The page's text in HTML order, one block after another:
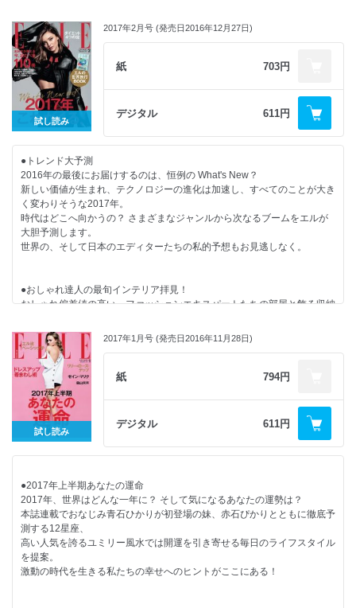
SHOP LIST
LE CLUB ELLE
CELEB CRUNCH
エル・ショップで今すぐ買える！ 春のおしゃれに一番乗り！
SEIBU・SOGO BEAUTY & STYLE BOOK 2017 SPRING
『美術手帖』編集長が選ぶ注目の3人
SNSが生んだ新世代アーティストたち
話題の女性ギャラリストが提言！ アートのある人生が教えてくれること
ELLE ONLINE
春のトレンド大図鑑
WOMEN IN SOCIETY
ニッポン全国どこでもアート旅のススメ
EDITOR’S PICK
私自身のために着る！ 春いちばんのベストルック
日常を彩るのはステートメント・ジュエリー
進化するアイデンティティ
世界へ羽ばたく注目女優 ソノヤ・ミズノに急接近！
PROFILE
2月から5月まで着られてトレンドもキャッチできる最強の5着を攻略！
INSIDER BEAUTY
春メイクは自由に！ 楽しく！
GOURMET DIARY
東村アキコ×カン・ドンウォン 爆笑！ タラレバ映画トーク
ELLE CINEMA AWARDS
軽やかに春をまとう、フェミニン・モード
登坂広臣が魅せるデカダンな誘惑
HOROSCOPE
ELLE INFORMATION
SHOP LIST
NEXT ISSUE
試し読み
2017年2月号 (発売日2016年12月27日)
紙 703円
デジタル 611円
●トレンド大予測
2016年の最後にお届けするのは、恒例の What's New？
新しい価値が生まれ、テクノロジーの進化は加速し、すべてのことが大き
く変わりそうな2017年。
時代はどこへ向かうの？ さまざまなジャンルから次なるブームをエルが
大胆予測します。
世界の、そして日本のエディターたちの私的予想もお見逃しなく。
●おしゃれ達人の最旬インテリア拝見！
おしゃれ偏差値の高い、ファッションエキスパートたちの部屋と飾る収納
こだわりが詰まったワードローブから、ライフスタイルが垣間見れるイン
テリアアイディアまで、たっぷりご紹介。
●本好き27人が教える今、読むべき110冊
年末年始、一年を素敵に締めくくり、新たな年をすがすがしくスタートさ
せる読書をしませんか？
芥川賞作家からジャーナリスト、女優まで本好き27人があなたにぴった
りの一冊を教えます！
NEWS 加藤シゲアキが愛する「小説の中の女」
・又吉直樹×中村文則 スペシャル対談
・小松菜奈、羽田圭介、村田沙耶香、川村元気、松田青子、朝井リョウ、
黒木華
デヴィッド・ボウイ、リリー・ローズ・デップ、ヴィヴィアン・ウエスト
試し読み
2017年1月号 (発売日2016年11月28日)
紙 794円
デジタル 611円
●2017年上半期あなたの運命
2017年、世界はどんな一年に？ そして気になるあなたの運勢は？
本誌連載でおなじみ青石ひかりが初登場の妹、赤石ぴかりとともに徹底予
測する12星座、
高い人気を誇るユミリー風水では開運を引き寄せる毎日のライフスタイル
を提案。
激動の時代を生きる私たちの幸せへのヒントがここにある！